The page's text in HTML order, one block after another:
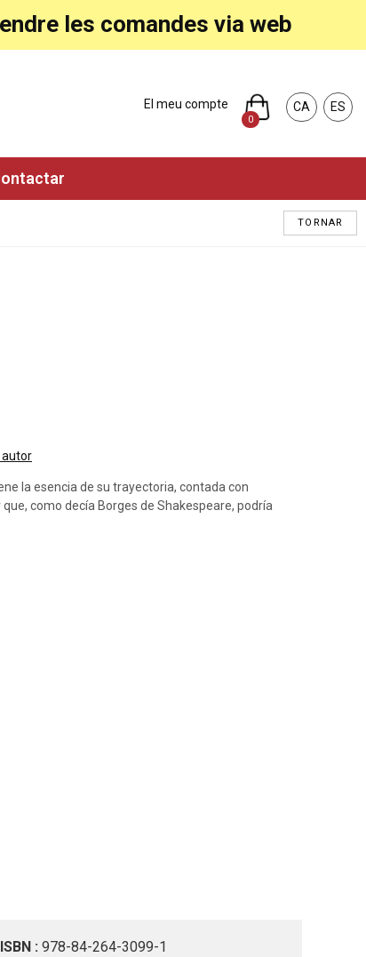
les comandes via web
CA ES
El meu compte
0
TORNAR
autor
la esencia de su trayectoria, contada con
como decía Borges de Shakespeare, podría
ISBN : 978-84-264-3099-1